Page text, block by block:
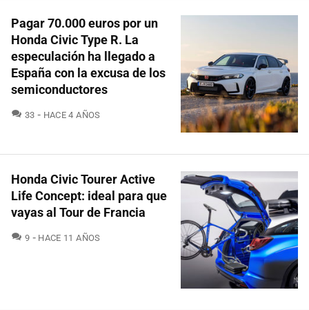
Pagar 70.000 euros por un
Honda Civic Type R. La
especulación ha llegado a
España con la excusa de los
semiconductores
33 COMENTARIOS
HACE 4 AÑOS
Honda Civic Tourer Active
Life Concept: ideal para que
vayas al Tour de Francia
9 COMENTARIOS
HACE 11 AÑOS